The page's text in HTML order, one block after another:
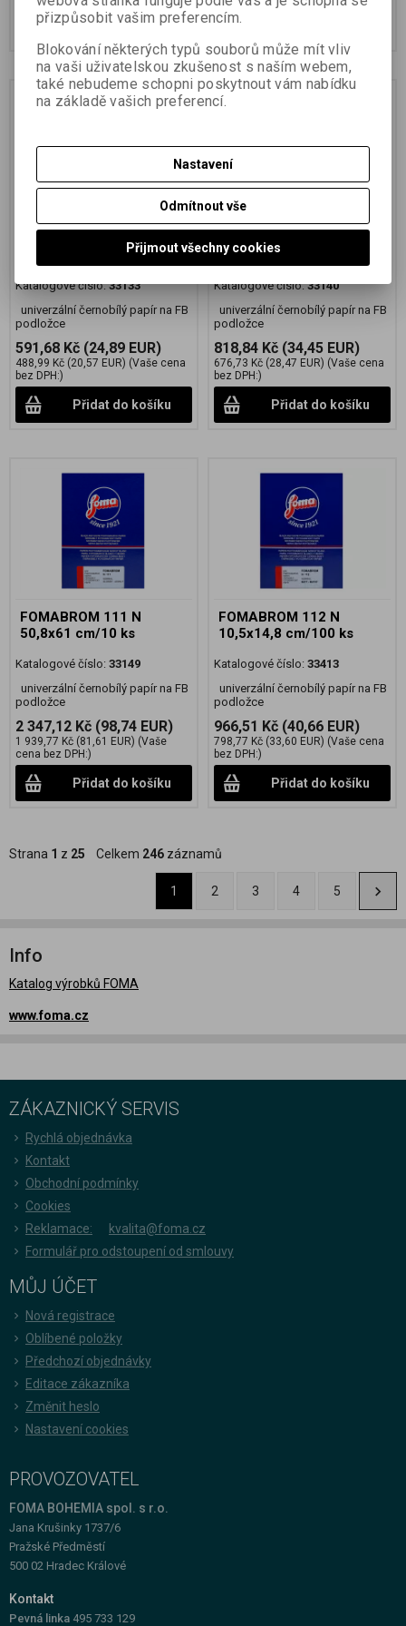
Přidat do košíku
24x30,5 cm/10 ks
Katalogové číslo:33133
univerzální černobílý papír na FB
podložce
591,68 Kč (24,89 EUR)
488,99 Kč (20,57 EUR) (Vaše cena
bez DPH:)
Přidat do košíku
30,5x40,6 cm/10 ks
Katalogové číslo:33140
univerzální černobílý papír na FB
podložce
818,84 Kč (34,45 EUR)
676,73 Kč (28,47 EUR) (Vaše cena
bez DPH:)
Přidat do košíku
FOMABROM 111 N
50,8x61 cm/10 ks
Katalogové číslo: 33149
univerzální černobílý papír na FB
podložce
2 347,12 Kč (98,74 EUR)
1 939,77 Kč (81,61 EUR) (Vaše
cena bez DPH:)
Přidat do košíku
FOMABROM 112 N
10,5x14,8 cm/100 ks
Katalogové číslo: 33413
univerzální černobílý papír na FB
podložce
966,51 Kč (40,66 EUR)
798,77 Kč (33,60 EUR) (Vaše cena
bez DPH:)
Přidat do košíku
Strana 1 z 25 Celkem 246 záznamů
1 2 3 4 5
Info
Katalog výrobků FOMA
www.foma.cz
ZÁKAZNICKÝ SERVIS
Rychlá objednávka
Kontakt
Obchodní podmínky
Cookies
Reklamace:
kvalita@foma.cz
Formulář pro odstoupení od smlouvy
MŮJ ÚČET
Nová registrace
Oblíbené položky
Předchozí objednávky
Editace zákazníka
Změnit heslo
Nastavení cookies
PROVOZOVATEL
FOMA BOHEMIA spol. s r.o.
Jana Krušinky 1737/6
Pražské Předměstí
500 02 Hradec Králové
Kontakt
Pevná linka 495 733 129
přizpůsobit vašim preferencím.
Blokování některých typů souborů může mít vliv
na vaši uživatelskou zkušenost s naším webem,
také nebudeme schopni poskytnout vám nabídku
na základě vašich preferencí.
Nastavení
Odmítnout vše
Přijmout všechny cookies